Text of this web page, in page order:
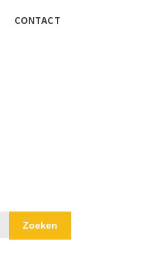
CONTACT
Zoeken